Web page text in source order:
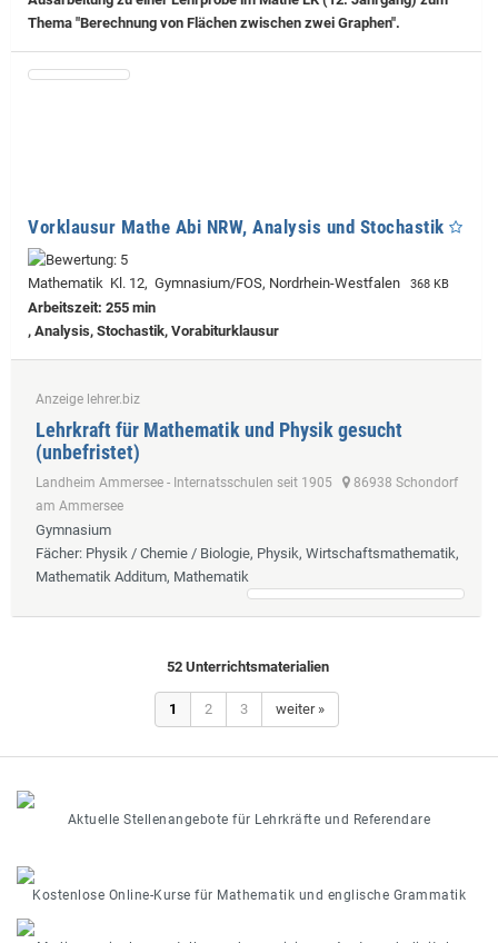
Thema "Berechnung von Flächen zwischen zwei Graphen".
Vorklausur Mathe Abi NRW, Analysis und Stochastik
Mathematik Kl. 12, Gymnasium/FOS, Nordrhein-Westfalen 368 KB
Arbeitszeit: 255 min
, Analysis, Stochastik, Vorabiturklausur
Anzeige lehrer.biz
Lehrkraft für Mathematik und Physik gesucht
(unbefristet)
Landheim Ammersee - Internatsschulen seit 1905
86938 Schondorf
am Ammersee
Gymnasium
Fächer: Physik / Chemie / Biologie, Physik, Wirtschaftsmathematik,
Mathematik Additum, Mathematik
52 Unterrichtsmaterialien
1 2 3 weiter »
Aktuelle Stellenangebote für Lehrkräfte und Referendare
Kostenlose Online-Kurse für Mathematik und englische Grammatik